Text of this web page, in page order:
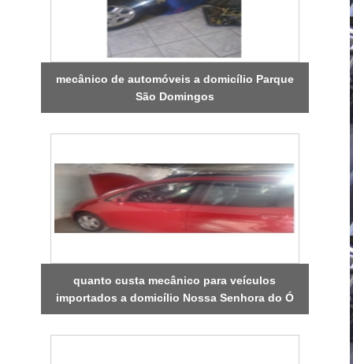
mecânico de automóveis a domicílio Parque
São Domingos
quanto custa mecânico para veículos
importados a domicílio Nossa Senhora do Ó